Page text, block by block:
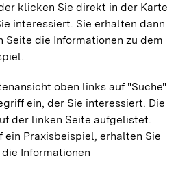
klicken Sie direkt in der Karte
interessiert. Sie erhalten dann
die Informationen zu dem
oben links auf "Suche"
ein, der Sie interessiert. Die
der linken Seite aufgelistet.
Praxisbeispiel, erhalten Sie
Informationen